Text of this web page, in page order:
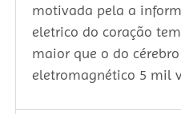
motivada pela a
eletrico do coração
maior que o do
eletromagnético 5 mil